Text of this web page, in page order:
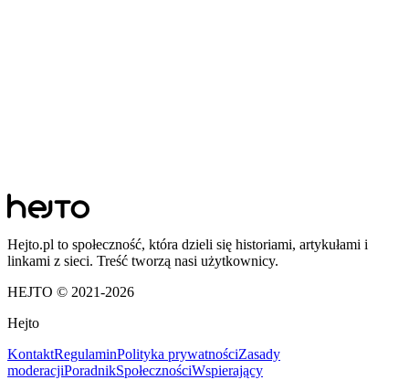
Hejto.pl to społeczność, która dzieli się historiami, artykułami i
linkami z sieci. Treść tworzą nasi użytkownicy.
HEJTO © 2021-2026
Hejto
KontaktRegulaminPolityka prywatnościZasady
moderacjiPoradnikSpołecznościWspierający